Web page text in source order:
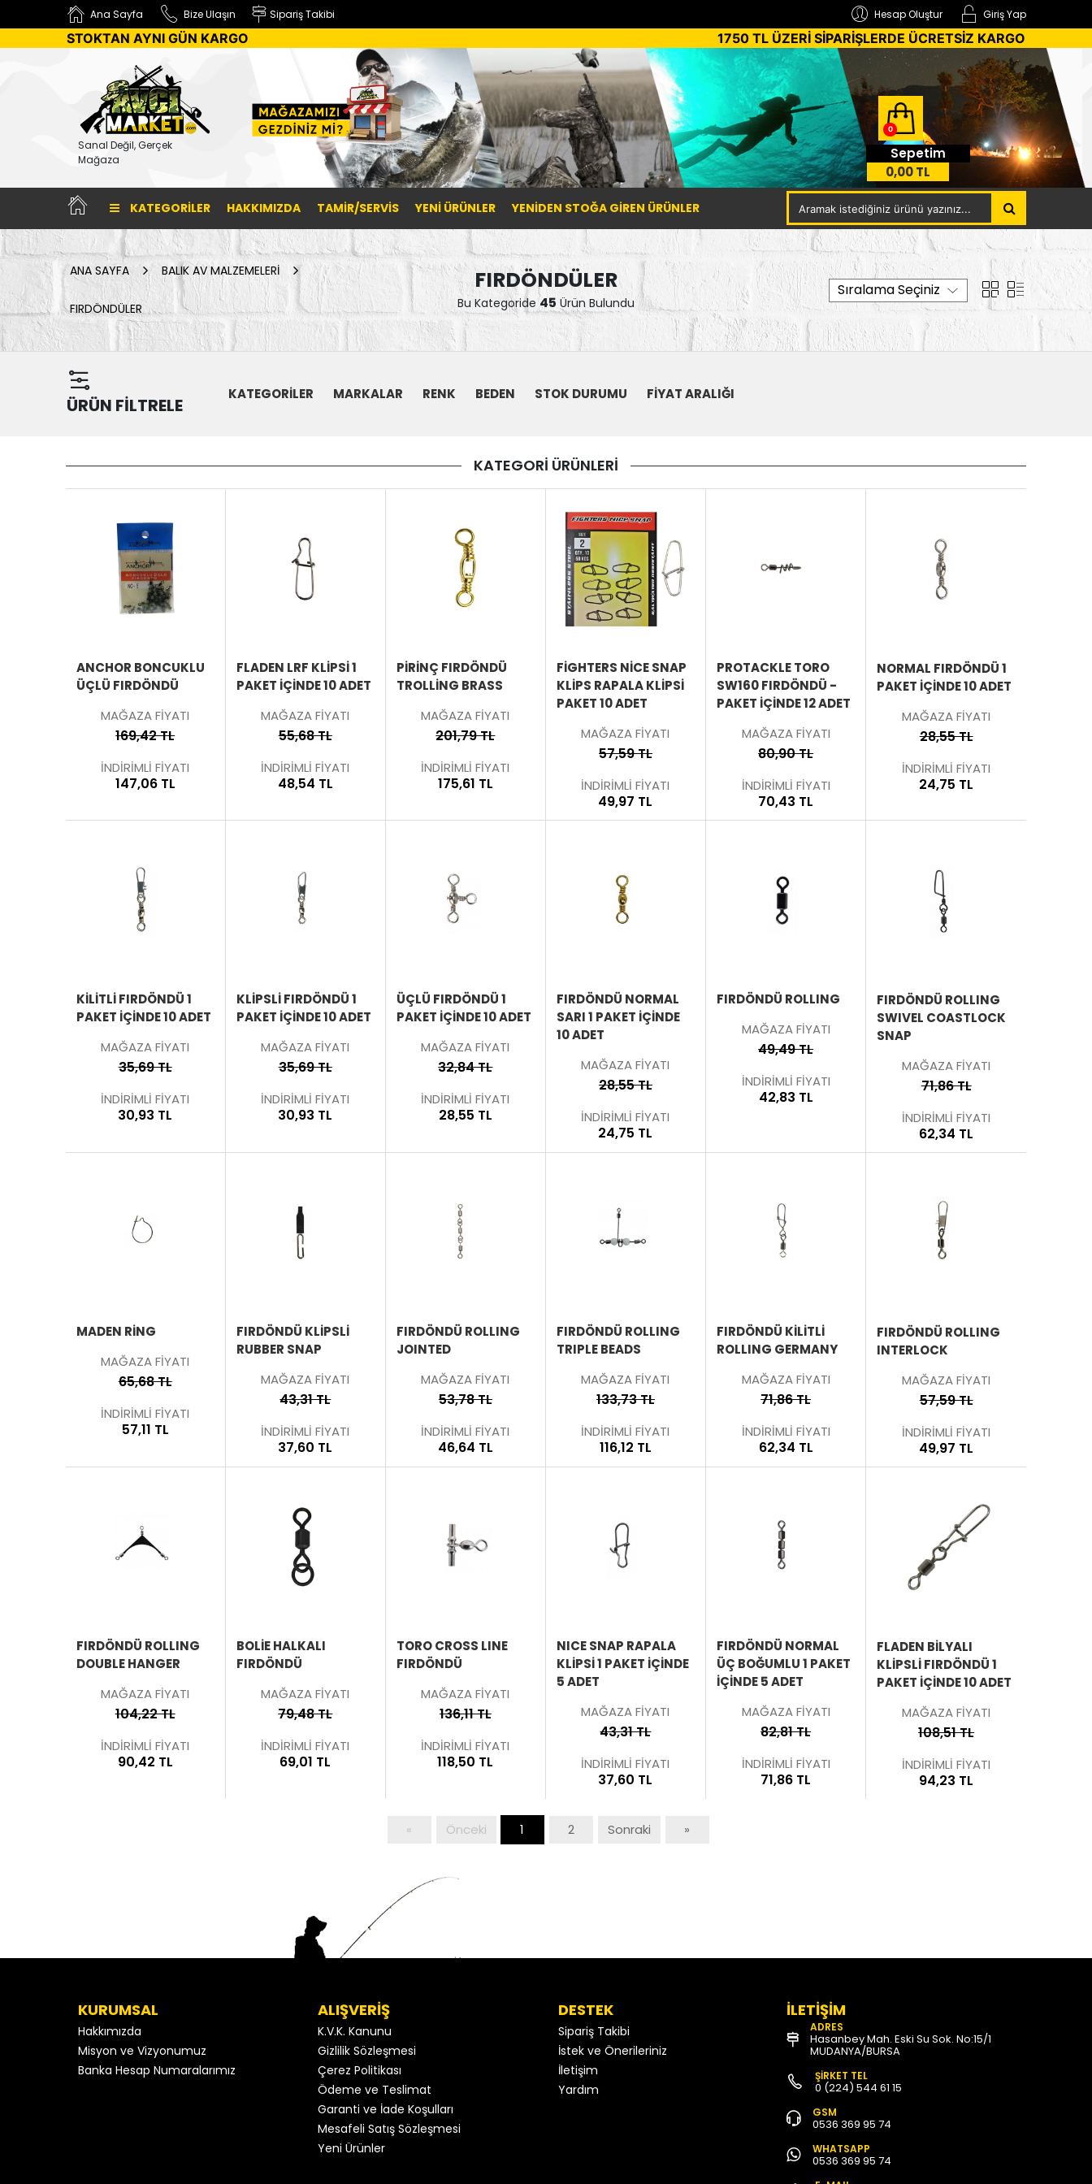
Ana Sayfa Bize Ulaşın Sipariş Takibi Giriş Yap
Hesap Oluştur
STOKTAN AYNI GÜN KARGO 1750 TL ÜZERİ SİPARİŞLERDE ÜCRETSİZ KARGO
Sanal Değil, Gerçek
Mağaza
0
Sepetim
0,00 TL
KATEGORILER HAKKIMIZDA TAMİR/SERVİS YENI ÜRÜNLER YENIDEN STOĞA GIREN ÜRÜNLER
ANA SAYFA BALIK AV MALZEMELERİ
FIRDÖNDÜLER
FIRDÖNDÜLER
Bu Kategoride45 Ürün Bulundu
ÜRÜN FİLTRELE
KATEGORİLER MARKALAR RENK BEDEN STOK DURUMU FİYAT ARALIĞI
KATEGORİ ÜRÜNLERİ
ANCHOR BONCUKLU
ÜÇLÜ FIRDÖNDÜ
MAĞAZA FİYATI
169,42 TL
İNDİRİMLİ FİYATI
147,06 TL
FLADEN LRF KLIPSI 1
PAKET İÇINDE 10 ADET
MAĞAZA FİYATI
55,68 TL
İNDİRİMLİ FİYATI
48,54 TL
PIRINÇ FIRDÖNDÜ
TROLLING BRASS
MAĞAZA FİYATI
201,79 TL
İNDİRİMLİ FİYATI
175,61 TL
FIGHTERS NICE SNAP
KLIPS RAPALA KLIPSI
PAKET 10 ADET
MAĞAZA FİYATI
57,59 TL
İNDİRİMLİ FİYATI
49,97 TL
PROTACKLE TORO
SW160 FIRDÖNDÜ -
PAKET İÇINDE 12 ADET
MAĞAZA FİYATI
80,90 TL
İNDİRİMLİ FİYATI
70,43 TL
NORMAL FIRDÖNDÜ 1
PAKET İÇINDE 10 ADET
MAĞAZA FİYATI
28,55 TL
İNDİRİMLİ FİYATI
24,75 TL
KİLİTLİ FIRDÖNDÜ 1
PAKET İÇINDE 10 ADET
MAĞAZA FİYATI
35,69 TL
İNDİRİMLİ FİYATI
30,93 TL
KLİPSLİ FIRDÖNDÜ 1
PAKET İÇINDE 10 ADET
MAĞAZA FİYATI
35,69 TL
İNDİRİMLİ FİYATI
30,93 TL
ÜÇLÜ FIRDÖNDÜ 1
PAKET İÇINDE 10 ADET
MAĞAZA FİYATI
32,84 TL
İNDİRİMLİ FİYATI
28,55 TL
FIRDÖNDÜ NORMAL
SARI 1 PAKET İÇINDE
10 ADET
MAĞAZA FİYATI
28,55 TL
İNDİRİMLİ FİYATI
24,75 TL
FIRDÖNDÜ ROLLING
MAĞAZA FİYATI
49,49 TL
İNDİRİMLİ FİYATI
42,83 TL
FIRDÖNDÜ ROLLING
SWIVEL COASTLOCK
SNAP
MAĞAZA FİYATI
71,86 TL
İNDİRİMLİ FİYATI
62,34 TL
MADEN RING
MAĞAZA FİYATI
65,68 TL
İNDİRİMLİ FİYATI
57,11 TL
FIRDÖNDÜ KLİPSLİ
RUBBER SNAP
MAĞAZA FİYATI
43,31 TL
İNDİRİMLİ FİYATI
37,60 TL
FIRDÖNDÜ ROLLING
JOINTED
MAĞAZA FİYATI
53,78 TL
İNDİRİMLİ FİYATI
46,64 TL
FIRDÖNDÜ ROLLING
TRIPLE BEADS
MAĞAZA FİYATI
133,73 TL
İNDİRİMLİ FİYATI
116,12 TL
FIRDÖNDÜ KİLİTLİ
ROLLING GERMANY
MAĞAZA FİYATI
71,86 TL
İNDİRİMLİ FİYATI
62,34 TL
FIRDÖNDÜ ROLLING
INTERLOCK
MAĞAZA FİYATI
57,59 TL
İNDİRİMLİ FİYATI
49,97 TL
FIRDÖNDÜ ROLLING
DOUBLE HANGER
MAĞAZA FİYATI
104,22 TL
İNDİRİMLİ FİYATI
90,42 TL
BOLİE HALKALI
FIRDÖNDÜ
MAĞAZA FİYATI
79,48 TL
İNDİRİMLİ FİYATI
69,01 TL
TORO CROSS LINE
FIRDÖNDÜ
MAĞAZA FİYATI
136,11 TL
İNDİRİMLİ FİYATI
118,50 TL
NICE SNAP RAPALA
KLİPSİ 1 PAKET IÇINDE
5 ADET
MAĞAZA FİYATI
43,31 TL
İNDİRİMLİ FİYATI
37,60 TL
FIRDÖNDÜ NORMAL
ÜÇ BOĞUMLU 1 PAKET
İÇINDE 5 ADET
MAĞAZA FİYATI
82,81 TL
İNDİRİMLİ FİYATI
71,86 TL
FLADEN BILYALI
KLIPSLI FIRDÖNDÜ 1
PAKET İÇINDE 10 ADET
MAĞAZA FİYATI
108,51 TL
İNDİRİMLİ FİYATI
94,23 TL
« Önceki 1 2 Sonraki »
KURUMSAL
Hakkımızda
Misyon ve Vizyonumuz
Banka Hesap Numaralarımız
ALIŞVERİŞ
K.V.K. Kanunu
Gizlilik Sözleşmesi
Çerez Politikası
Ödeme ve Teslimat
Garanti ve İade Koşulları
Mesafeli Satış Sözleşmesi
Yeni Ürünler
DESTEK
Sipariş Takibi
İstek ve Önerileriniz
İletişim
Yardım
İLETİŞİM
ADRES
Hasanbey Mah. Eski Su Sok. No:15/1
MUDANYA/BURSA
ŞİRKET TEL
0 (224) 544 61 15
GSM
0536 369 95 74
WHATSAPP
0536 369 95 74